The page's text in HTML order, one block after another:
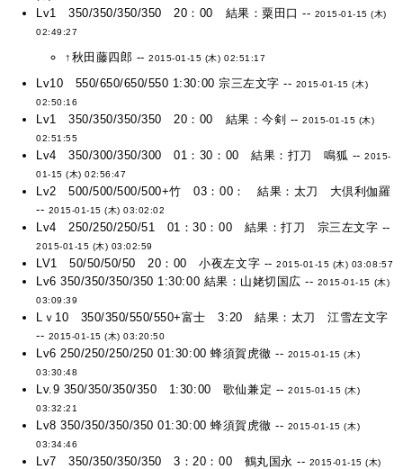
Lv1 350/350/350/350 20：00 結果：粟田口 -- 2015-01-15 (木)
02:49:27
↑秋田藤四郎 --2015-01-15 (木) 02:51:17
Lv10 550/650/650/550 1:30:00 宗三左文字 -- 2015-01-15 (木)
02:50:16
Lv1 350/350/350/350 20：00 結果：今剣 --2015-01-15 (木)
02:51:55
Lv4 350/300/350/300 01：30：00 結果：打刀 鳴狐 --2015-
01-15 (木) 02:56:47
Lv2 500/500/500/500+竹 03：00： 結果：太刀 大倶利伽羅
-- 2015-01-15 (木) 03:02:02
Lv4 250/250/250/51 01：30：00 結果：打刀 宗三左文字 --
2015-01-15 (木) 03:02:59
LV1 50/50/50/50 20：00 小夜左文字 --2015-01-15 (木) 03:08:57
Lv6 350/350/350/350 1:30:00 結果：山姥切国広 -- 2015-01-15 (木)
03:09:39
Lｖ10 350/350/550/550+富士 3:20 結果：太刀 江雪左文字
-- 2015-01-15 (木) 03:20:50
Lv6 250/250/250/250 01:30:00 蜂須賀虎徹 -- 2015-01-15 (木)
03:30:48
Lv.9 350/350/350/350 1:30:00 歌仙兼定 --2015-01-15 (木)
03:32:21
Lv8 350/350/350/350 01:30:00 蜂須賀虎徹 -- 2015-01-15 (木)
03:34:46
Lv7 350/350/350/350 3：20：00 鶴丸国永 -- 2015-01-15 (木)